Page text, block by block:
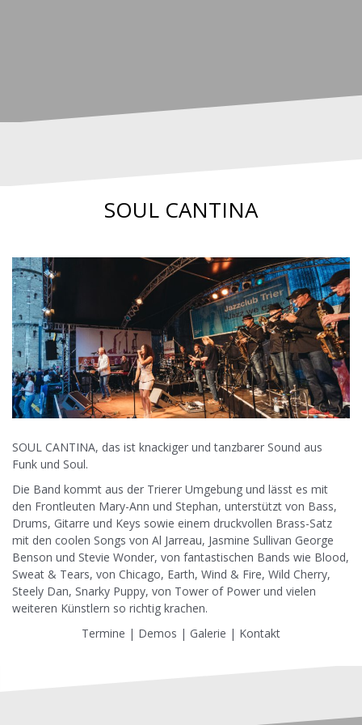
SOUL CANTINA
SOUL CANTINA, das ist knackiger und tanzbarer Sound aus
Funk und Soul.
Die Band kommt aus der Trierer Umgebung und lässt es mit
den Frontleuten Mary-Ann und Stephan, unterstützt von Bass,
Drums, Gitarre und Keys sowie einem druckvollen Brass-Satz
mit den coolen Songs von Al Jarreau, Jasmine Sullivan George
Benson und Stevie Wonder, von fantastischen Bands wie Blood,
Sweat & Tears, von Chicago, Earth, Wind & Fire, Wild Cherry,
Steely Dan, Snarky Puppy, von Tower of Power und vielen
weiteren Künstlern so richtig krachen.
Termine | Demos | Galerie | Kontakt